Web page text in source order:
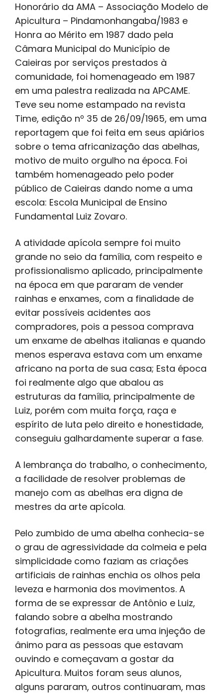
Honorário da AMA – Associação Modelo de
Apicultura – Pindamonhangaba/1983 e
Honra ao Mérito em 1987 dado pela
Câmara Municipal do Município de
Caieiras por serviços prestados à
comunidade, foi homenageado em 1987
em uma palestra realizada na APCAME.
Teve seu nome estampado na revista
Time, edição nº 35 de 26/09/1965, em uma
reportagem que foi feita em seus apiários
sobre o tema africanização das abelhas,
motivo de muito orgulho na época. Foi
também homenageado pelo poder
público de Caieiras dando nome a uma
escola: Escola Municipal de Ensino
Fundamental Luiz Zovaro.
A atividade apícola sempre foi muito
grande no seio da família, com respeito e
profissionalismo aplicado, principalmente
na época em que pararam de vender
rainhas e enxames, com a finalidade de
evitar possíveis acidentes aos
compradores, pois a pessoa comprava
um enxame de abelhas italianas e quando
menos esperava estava com um enxame
africano na porta de sua casa; Esta época
foi realmente algo que abalou as
estruturas da família, principalmente de
Luiz, porém com muita força, raça e
espírito de luta pelo direito e honestidade,
conseguiu galhardamente superar a fase.
A lembrança do trabalho, o conhecimento,
a facilidade de resolver problemas de
manejo com as abelhas era digna de
mestres da arte apícola.
Pelo zumbido de uma abelha conhecia-se
o grau de agressividade da colmeia e pela
simplicidade como faziam as criações
artificiais de rainhas enchia os olhos pela
leveza e harmonia dos movimentos. A
forma de se expressar de Antônio e Luiz,
falando sobre a abelha mostrando
fotografias, realmente era uma injeção de
ânimo para as pessoas que estavam
ouvindo e começavam a gostar da
Apicultura. Muitos foram seus alunos,
alguns pararam, outros continuaram, mas